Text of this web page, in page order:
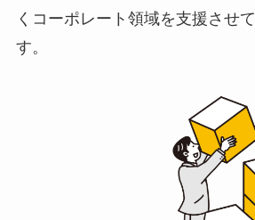
くコーポレート領域を支援させ
す。